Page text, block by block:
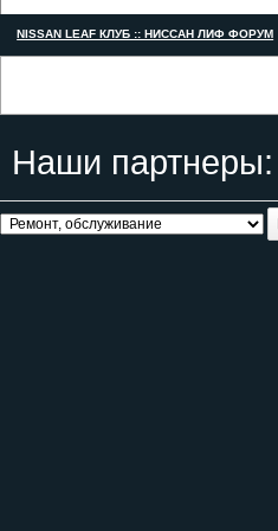
NISSAN LEAF КЛУБ :: НИССАН ЛИФ ФОРУМ
Наши партнеры: